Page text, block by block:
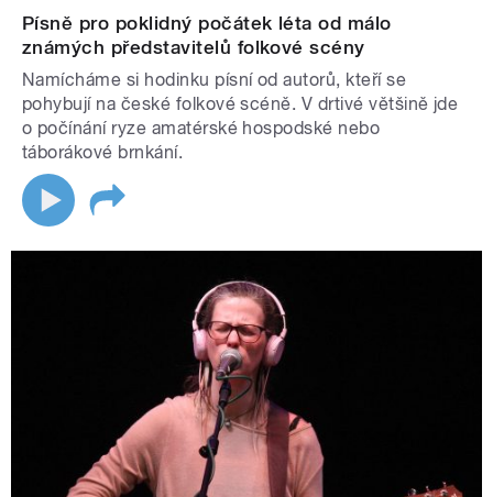
Písně pro poklidný počátek léta od málo
známých představitelů folkové scény
Namícháme si hodinku písní od autorů, kteří se
pohybují na české folkové scéně. V drtivé většině jde
o počínání ryze amatérské hospodské nebo
táborákové brnkání.